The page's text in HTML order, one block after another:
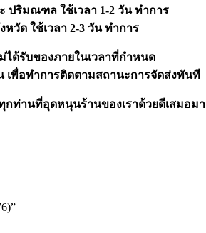
ปริมณฑล ใช้เวลา 1-2 วัน ทำการ
หวัด ใช้เวลา 2-3 วัน ทำการ
ได้รับของภายในเวลาที่กำหนด
เพื่อทำการติดตามสถานะการจัดส่งทันที
ท่านที่อุดหนุนร้านของเราด้วยดีเสมอมา